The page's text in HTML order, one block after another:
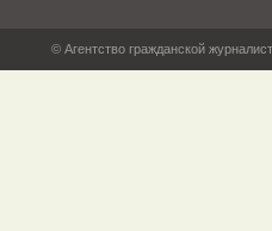
© Агентство гражданской